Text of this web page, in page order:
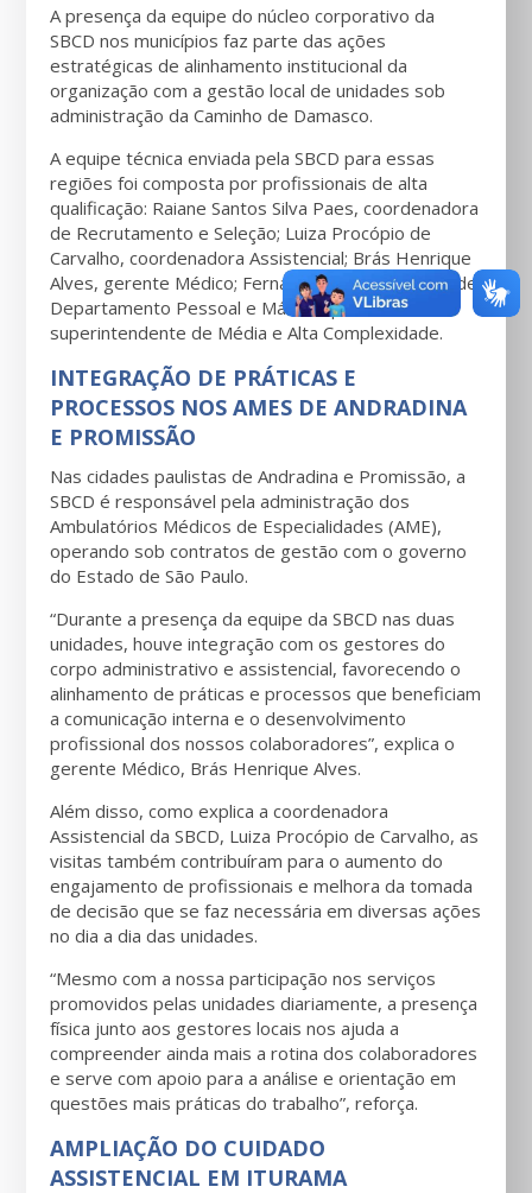
A presença da equipe do núcleo corporativo da
SBCD nos municípios faz parte das ações
estratégicas de alinhamento institucional da
organização com a gestão local de unidades sob
administração da Caminho de Damasco.
A equipe técnica enviada pela SBCD para essas
regiões foi composta por profissionais de alta
qualificação: Raiane Santos Silva Paes, coordenadora
de Recrutamento e Seleção; Luiza Procópio de
Carvalho, coordenadora Assistencial; Brás Henrique
Alves, gerente Médico; Fernanda Jurado, gerente de
Departamento Pessoal e Mário Sapede Neto,
superintendente de Média e Alta Complexidade.
INTEGRAÇÃO DE PRÁTICAS E
PROCESSOS NOS AMES DE ANDRADINA
E PROMISSÃO
Nas cidades paulistas de Andradina e Promissão, a
SBCD é responsável pela administração dos
Ambulatórios Médicos de Especialidades (AME),
operando sob contratos de gestão com o governo
do Estado de São Paulo.
“Durante a presença da equipe da SBCD nas duas
unidades, houve integração com os gestores do
corpo administrativo e assistencial, favorecendo o
alinhamento de práticas e processos que beneficiam
a comunicação interna e o desenvolvimento
profissional dos nossos colaboradores”, explica o
gerente Médico, Brás Henrique Alves.
Além disso, como explica a coordenadora
Assistencial da SBCD, Luiza Procópio de Carvalho, as
visitas também contribuíram para o aumento do
engajamento de profissionais e melhora da tomada
de decisão que se faz necessária em diversas ações
no dia a dia das unidades.
“Mesmo com a nossa participação nos serviços
promovidos pelas unidades diariamente, a presença
física junto aos gestores locais nos ajuda a
compreender ainda mais a rotina dos colaboradores
e serve com apoio para a análise e orientação em
questões mais práticas do trabalho”, reforça.
AMPLIAÇÃO DO CUIDADO
ASSISTENCIAL EM ITURAMA